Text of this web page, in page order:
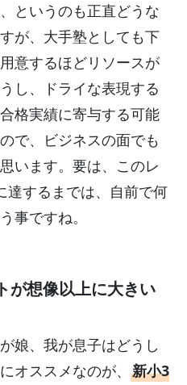
というのも正直どうな
が、大手塾としても下
意するほどリソースが
し、ドライな表現する
格実績に寄与する可能
で、ビジネスの面でも
います。要は、このレ
達するまでは、自前で何
事ですね。
が想像以上に大きい
娘、我が息子はどうし
オススメなのが、 新小3